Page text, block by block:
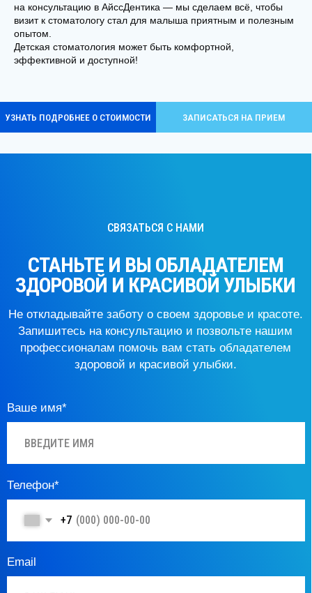
на консультацию в АйссДентика — мы сделаем всё, чтобы
визит к стоматологу стал для малыша приятным и полезным
опытом.
Детская стоматология может быть комфортной,
эффективной и доступной!
ПЕРЕЗВОНИТЕ МНЕ
График работы:
Контакты
Давайте дружить
Рейтинг на Яндекс
от 14 апреля 2025 г. № Л041−01137−77/02116877